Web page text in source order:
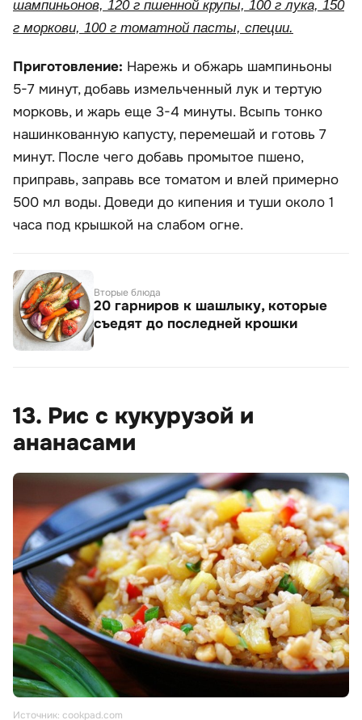
шампиньонов, 120 г пшенной крупы, 100 г лука, 150
г моркови, 100 г томатной пасты, специи.
Приготовление: Нарежь и обжарь шампиньоны
5-7 минут, добавь измельченный лук и тертую
морковь, и жарь еще 3-4 минуты. Всыпь тонко
нашинкованную капусту, перемешай и готовь 7
минут. После чего добавь промытое пшено,
приправь, заправь все томатом и влей примерно
500 мл воды. Доведи до кипения и туши около 1
часа под крышкой на слабом огне.
Вторые блюда
20 гарниров к шашлыку, которые
съедят до последней крошки
13. Рис с кукурузой и
ананасами
Источник: cookpad.com